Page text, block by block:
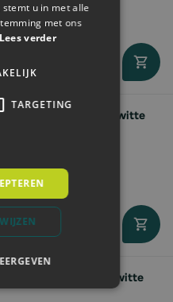
50 cm | oranje met witte
32 cm | oranje met witte
u in met alle
met ons
Lees verder
TARGETING